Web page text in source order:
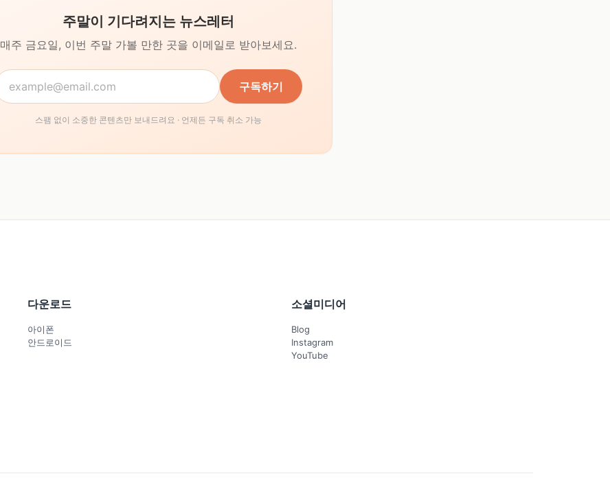
주말이 기다려지는 뉴스레터
매주 금요일, 이번 주말 가볼 만한 곳을 이메일로 받아보세요.
구독하기
스팸 없이 소중한 콘텐츠만 보내드려요 · 언제든 구독 취소 가능
다운로드
아이폰
안드로이드
소셜미디어
Blog
Instagram
YouTube